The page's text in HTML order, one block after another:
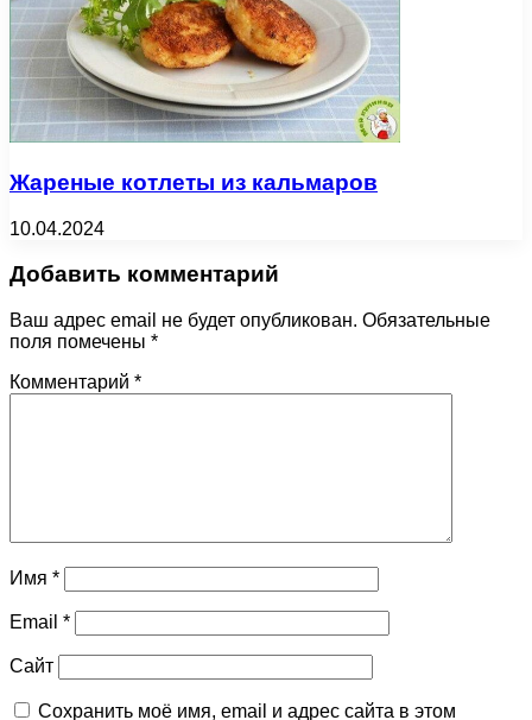
Жареные котлеты из кальмаров
10.04.2024
Добавить комментарий
Ваш адрес email не будет опубликован. Обязательные
поля помечены *
Комментарий *
Имя *
Email *
Сайт
Сохранить моё имя, email и адрес сайта в этом